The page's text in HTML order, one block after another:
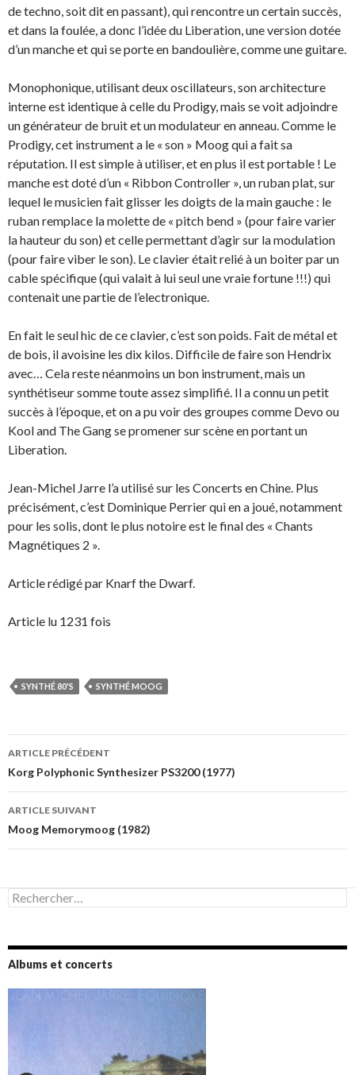
de techno, soit dit en passant), qui rencontre un certain succès,
et dans la foulée, a donc l’idée du Liberation, une version dotée
d’un manche et qui se porte en bandoulière, comme une guitare.
Monophonique, utilisant deux oscillateurs, son architecture
interne est identique à celle du Prodigy, mais se voit adjoindre
un générateur de bruit et un modulateur en anneau. Comme le
Prodigy, cet instrument a le « son » Moog qui a fait sa
réputation. Il est simple à utiliser, et en plus il est portable ! Le
manche est doté d’un « Ribbon Controller », un ruban plat, sur
lequel le musicien fait glisser les doigts de la main gauche : le
ruban remplace la molette de « pitch bend » (pour faire varier
la hauteur du son) et celle permettant d’agir sur la modulation
(pour faire viber le son). Le clavier était relié à un boiter par un
cable spécifique (qui valait à lui seul une vraie fortune !!!) qui
contenait une partie de l’electronique.
En fait le seul hic de ce clavier, c’est son poids. Fait de métal et
de bois, il avoisine les dix kilos. Difficile de faire son Hendrix
avec… Cela reste néanmoins un bon instrument, mais un
synthétiseur somme toute assez simplifié. Il a connu un petit
succès à l’époque, et on a pu voir des groupes comme Devo ou
Kool and The Gang se promener sur scène en portant un
Liberation.
Jean-Michel Jarre l’a utilisé sur les Concerts en Chine. Plus
précisément, c’est Dominique Perrier qui en a joué, notamment
pour les solis, dont le plus notoire est le final des « Chants
Magnétiques 2 ».
Article rédigé par Knarf the Dwarf.
Article lu 1231 fois
SYNTHÉ 80'S SYNTHÉ MOOG
Navigation
des
articles
ARTICLE PRÉCÉDENT
Korg Polyphonic Synthesizer PS3200 (1977)
ARTICLE SUIVANT
Moog Memorymoog (1982)
Rechercher :
Albums et concerts